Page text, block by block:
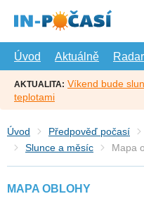
hlavní
Úvod
Aktuálně Radar
AKTUALITA: Víkend bude
teplotami
Úvod Předpověď počasí
Slunce a měsíc
Mapa
MAPA OBLOHY